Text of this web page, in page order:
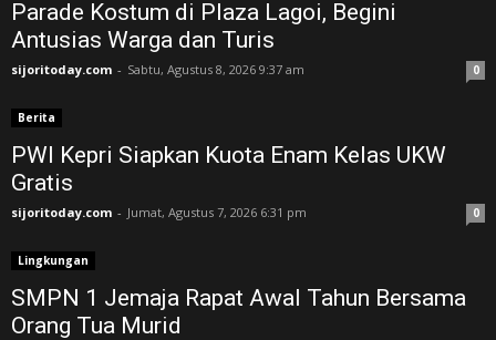
Parade Kostum di Plaza Lagoi, Begini
Antusias Warga dan Turis
sijoritoday.com - Sabtu, Agustus 8, 2026 9:37 am 0
Berita
PWI Kepri Siapkan Kuota Enam Kelas UKW
Gratis
sijoritoday.com - Jumat, Agustus 7, 2026 6:31 pm 0
Lingkungan
SMPN 1 Jemaja Rapat Awal Tahun Bersama
Orang Tua Murid ‎